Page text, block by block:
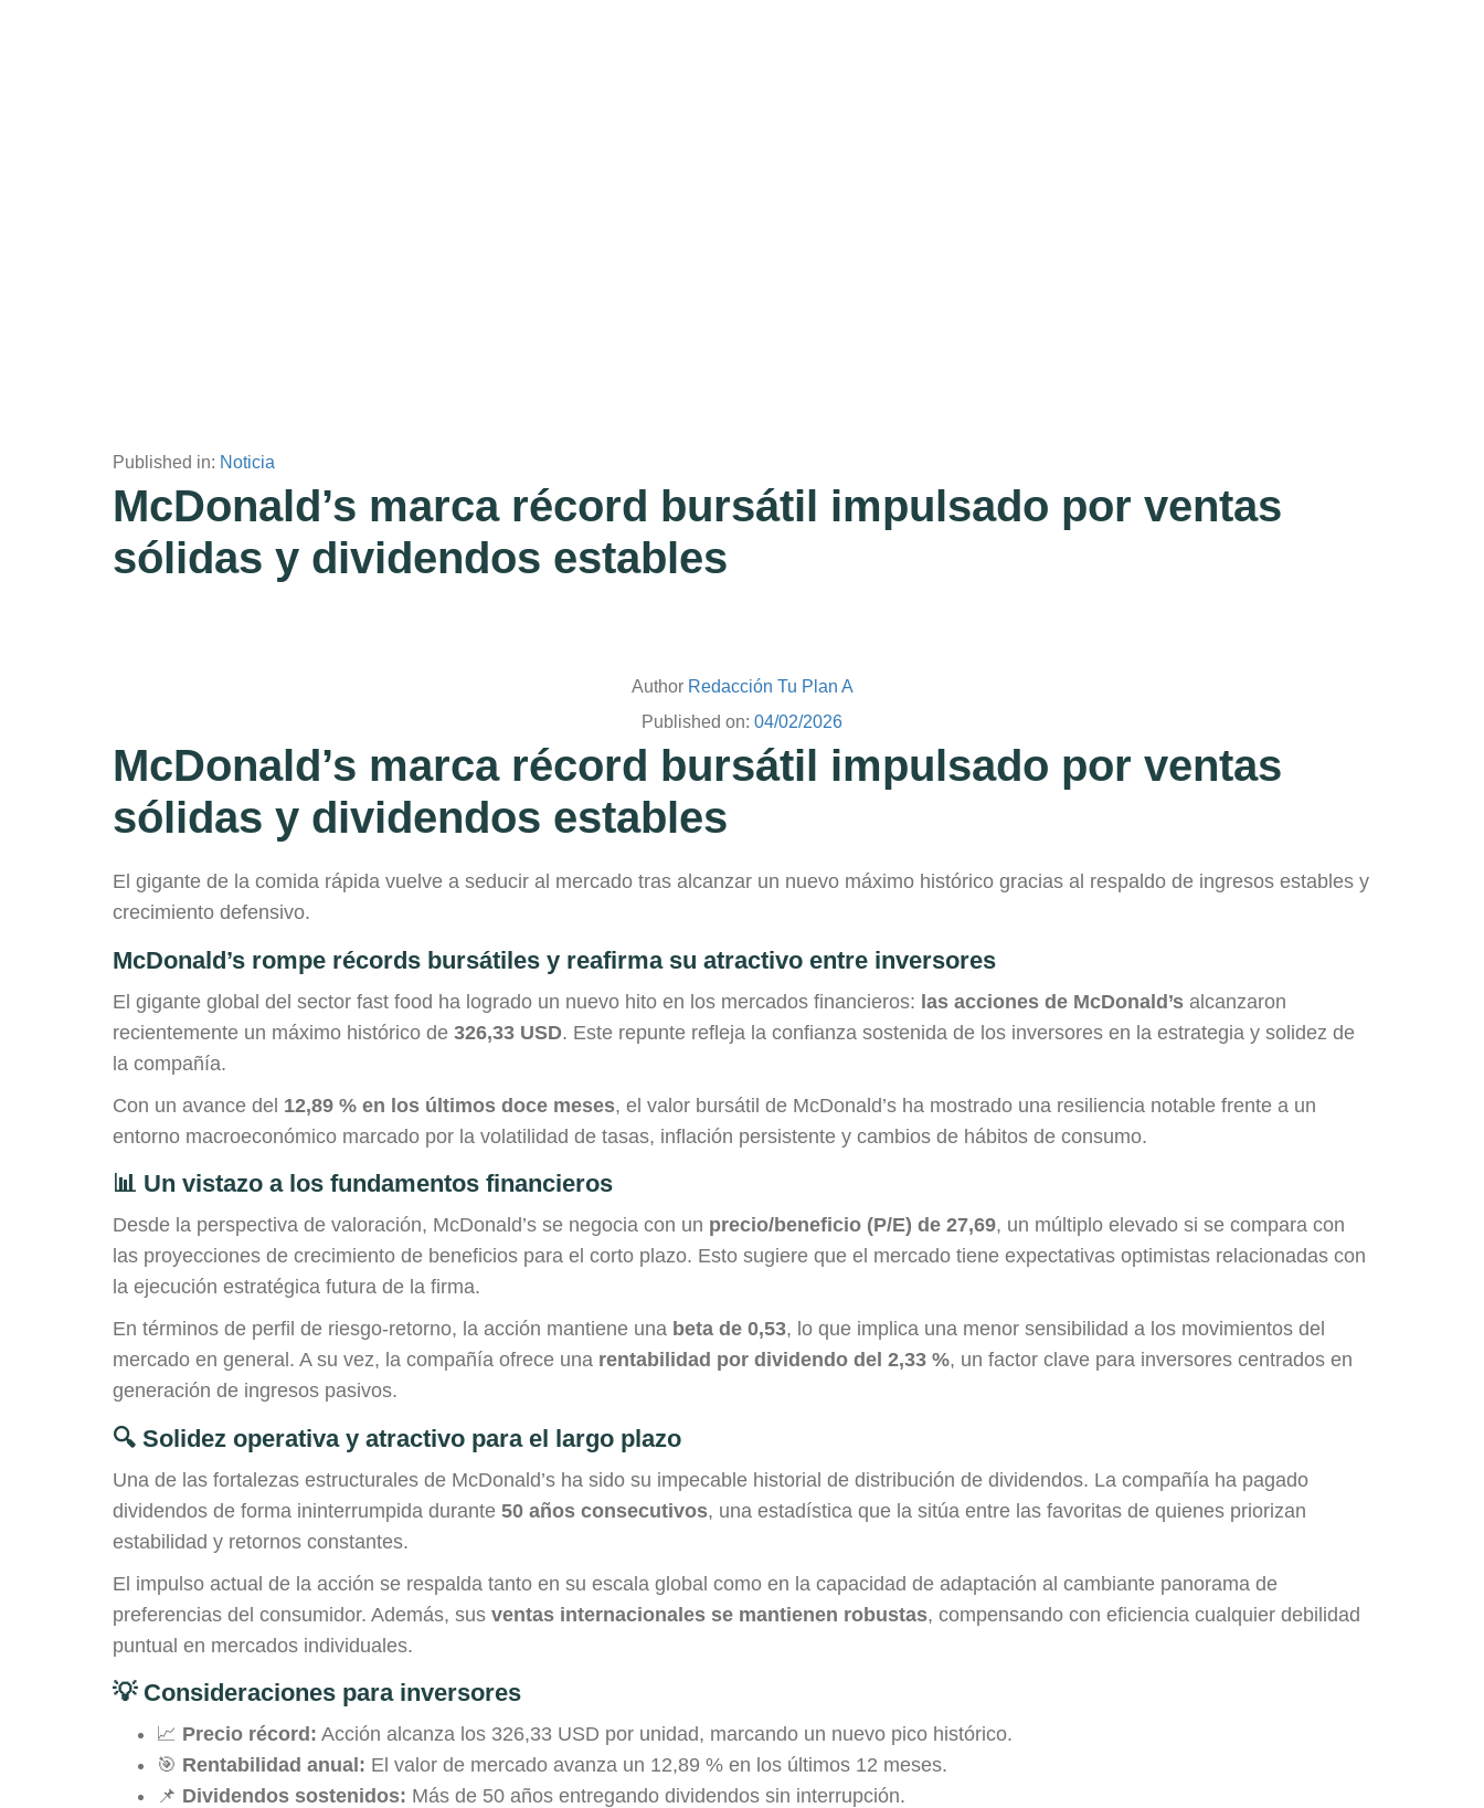
Published in: Noticia
McDonald’s marca récord bursátil impulsado por ventas
sólidas y dividendos estables
Author Redacción Tu Plan A
Published on: 04/02/2026
McDonald’s marca récord bursátil impulsado por ventas
sólidas y dividendos estables
El gigante de la comida rápida vuelve a seducir al mercado tras alcanzar un nuevo máximo histórico gracias al respaldo de ingresos estables y
crecimiento defensivo.
McDonald’s rompe récords bursátiles y reafirma su atractivo entre inversores
El gigante global del sector fast food ha logrado un nuevo hito en los mercados financieros: las acciones de McDonald’s alcanzaron
recientemente un máximo histórico de 326,33 USD. Este repunte refleja la confianza sostenida de los inversores en la estrategia y solidez de
la compañía.
Con un avance del 12,89 % en los últimos doce meses, el valor bursátil de McDonald’s ha mostrado una resiliencia notable frente a un
entorno macroeconómico marcado por la volatilidad de tasas, inflación persistente y cambios de hábitos de consumo.
📊 Un vistazo a los fundamentos financieros
Desde la perspectiva de valoración, McDonald’s se negocia con un precio/beneficio (P/E) de 27,69, un múltiplo elevado si se compara con
las proyecciones de crecimiento de beneficios para el corto plazo. Esto sugiere que el mercado tiene expectativas optimistas relacionadas con
la ejecución estratégica futura de la firma.
En términos de perfil de riesgo-retorno, la acción mantiene una beta de 0,53, lo que implica una menor sensibilidad a los movimientos del
mercado en general. A su vez, la compañía ofrece una rentabilidad por dividendo del 2,33 %, un factor clave para inversores centrados en
generación de ingresos pasivos.
🔍 Solidez operativa y atractivo para el largo plazo
Una de las fortalezas estructurales de McDonald’s ha sido su impecable historial de distribución de dividendos. La compañía ha pagado
dividendos de forma ininterrumpida durante 50 años consecutivos, una estadística que la sitúa entre las favoritas de quienes priorizan
estabilidad y retornos constantes.
El impulso actual de la acción se respalda tanto en su escala global como en la capacidad de adaptación al cambiante panorama de
preferencias del consumidor. Además, sus ventas internacionales se mantienen robustas, compensando con eficiencia cualquier debilidad
puntual en mercados individuales.
💡 Consideraciones para inversores
📈 Precio récord: Acción alcanza los 326,33 USD por unidad, marcando un nuevo pico histórico.
🎯 Rentabilidad anual: El valor de mercado avanza un 12,89 % en los últimos 12 meses.
📌 Dividendos sostenidos: Más de 50 años entregando dividendos sin interrupción.